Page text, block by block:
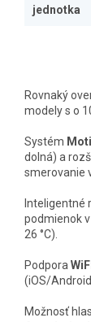
jednotka
Rovnaký
modely s o
Systém
dolná) a
smerovanie
Inteligentné
podmienok
26 °C).
Podpora
(iOS/
Možnosť